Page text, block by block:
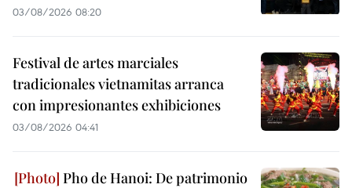
03/08/2026 08:20
Festival de artes marciales
tradicionales vietnamitas arranca
con impresionantes exhibiciones
03/08/2026 04:41
Pho de Hanoi: De patrimonio